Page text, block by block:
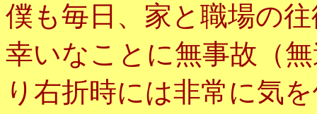
僕も毎日、家と職場の
幸いなことに無事故（
り右折時には非常に気